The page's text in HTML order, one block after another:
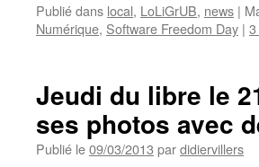
Publié dans local, LoLiGrUB, news |
Numérique, Software Freedom Day |
Jeudi du libre le
ses photos avec
Publié le09/03/2013 pardidiervillers